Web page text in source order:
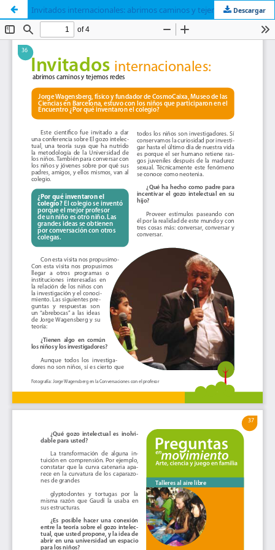
Invitados internacionales: abrimos caminos y tejemos redesDescargar